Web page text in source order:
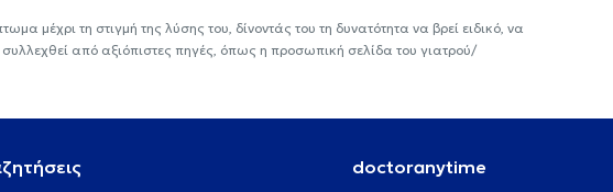
μέχρι τη στιγμή της λύσης του, δίνοντάς του τη δυνατότητα να βρεί ειδικό, να
από αξιόπιστες πηγές, όπως η προσωπική σελίδα του γιατρού/
doctoranytime